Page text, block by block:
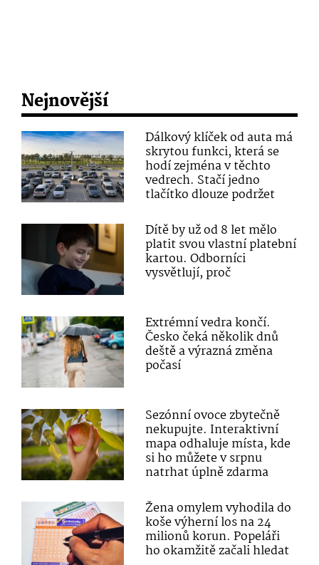
Nejnovější
Dálkový klíček od auta má
skrytou funkci, která se
hodí zejména v těchto
vedrech. Stačí jedno
tlačítko dlouze podržet
Dítě by už od 8 let mělo
platit svou vlastní platební
kartou. Odborníci
vysvětlují, proč
Extrémní vedra končí.
Česko čeká několik dnů
deště a výrazná změna
počasí
Sezónní ovoce zbytečně
nekupujte. Interaktivní
mapa odhaluje místa, kde
si ho můžete v srpnu
natrhat úplně zdarma
Žena omylem vyhodila do
koše výherní los na 24
milionů korun. Popeláři
ho okamžitě začali hledat